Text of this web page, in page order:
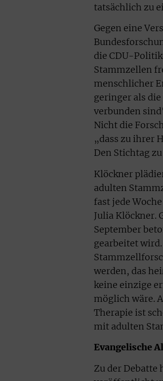
tatsächlich zu
Gegen eine
die CDU-
Stammzellen
menschlicher
geringer als
verbunden
Nicht die
„dass zu ihrer
Den Stichtag
Klöckner
adulten
fast jede
Julia Klöckner.
September
gearbeitet
werden, das
keine einzige
möglich wäre.
Therapie ist
mit adulten
Evangelische
Zu der Debatte